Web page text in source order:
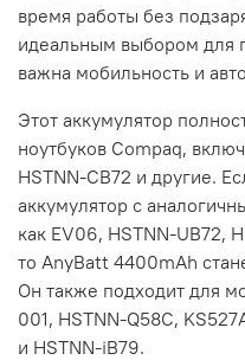
время работы без
идеальным выбором для
важна мобильность и
Этот аккумулятор
ноутбуков Compaq,
HSTNN-CB72 и другие.
аккумулятор с
как EV06, HSTNN-UB72,
то AnyBatt 4400mAh
Он также подходит для
001, HSTNN-Q58C,
и HSTNN-iB79.